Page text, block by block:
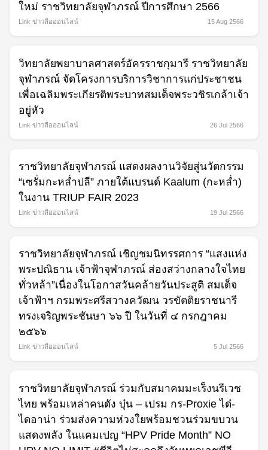
Search
for:
ใหม่ ราชวิทยาลัยจุฬาภรณ์ ปีการศึกษา 2566
Link ข่าวสื่อออนไลน์ 15 Aug 2566
วิทยาลัยพยาบาลศาสตร์อัครราชกุมารี ราชวิทยาลัย
จุฬาภรณ์ จัดโครงการบริการวิชาการแก่ประชาชน
เพื่อเฉลิมพระเกียรติพระบาทสมเด็จพระวชิรเกล้าเจ้า
อยู่หัว
Link ข่าวสื่อออนไลน์ 26 Jul 2566
ราชวิทยาลัยจุฬาภรณ์ แสดงผลงานวิจัยสู่นวัตกรรม
“เซรั่มกะหล่ำปลี” ภายใต้แบรนด์ Kaalum (กะหล่ำ)
ในงาน TRIUP FAIR 2023
Link ข่าวสื่อออนไลน์ 19 Jul 2566
ราชวิทยาลัยจุฬาภรณ์ เชิญชมนิทรรศการ “แสงแห่ง
พระปณิธาน เจ้าฟ้าจุฬาภรณ์ ส่องสว่างกลางใจไทย
ทั่วหล้า”เนื่องในโอกาสวันคล้ายวันประสูติ สมเด็จ
เจ้าฟ้าฯ กรมพระศรีสวางควัฒน วรขัตติยราชนารี
ทรงเจริญพระชันษา ๖๖ ปี ในวันที่ ๔ กรกฎาคม
๒๕๖๖
Link ข่าวสื่อออนไลน์ 5 Jul 2566
ราชวิทยาลัยจุฬาภรณ์ ร่วมกับสมาคมมะเร็งนรีเวช
ไทย พร้อมเหล่าคนดัง บุ๋น – เปรม กร-Proxie ได๋-
ไดอาน่า ร่วมส่งความห่วงใยพร้อมชวนร่วมขบวน
แสดงพลัง ในแคมเปญ “HPV Pride Month” NO